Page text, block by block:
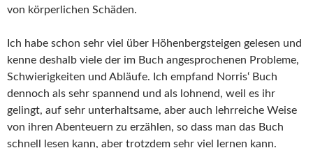
von körperlichen Schäden.
Ich habe schon sehr viel über Höhenbergsteigen gelesen und
kenne deshalb viele der im Buch angesprochenen Probleme,
Schwierigkeiten und Abläufe. Ich empfand Norris‘ Buch
dennoch als sehr spannend und als lohnend, weil es ihr
gelingt, auf sehr unterhaltsame, aber auch lehrreiche Weise
von ihren Abenteuern zu erzählen, so dass man das Buch
schnell lesen kann, aber trotzdem sehr viel lernen kann.